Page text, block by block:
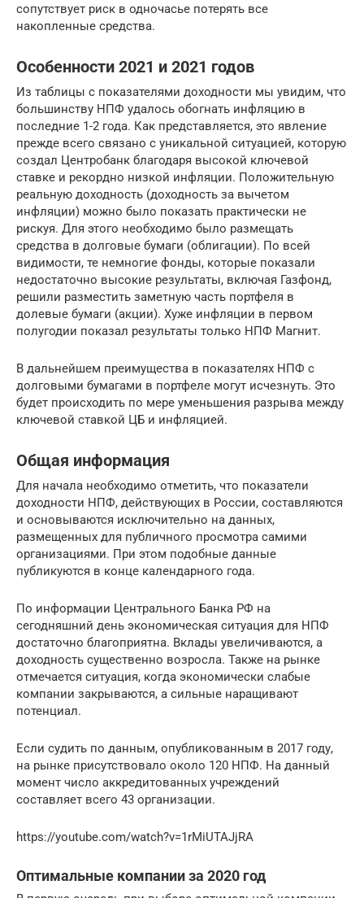
сопутствует риск в одночасье потерять все
накопленные средства.
Особенности 2021 и 2021 годов
Из таблицы с показателями доходности мы увидим, что
большинству НПФ удалось обогнать инфляцию в
последние 1-2 года. Как представляется, это явление
прежде всего связано с уникальной ситуацией, которую
создал Центробанк благодаря высокой ключевой
ставке и рекордно низкой инфляции. Положительную
реальную доходность (доходность за вычетом
инфляции) можно было показать практически не
рискуя. Для этого необходимо было размещать
средства в долговые бумаги (облигации). По всей
видимости, те немногие фонды, которые показали
недостаточно высокие результаты, включая Газфонд,
решили разместить заметную часть портфеля в
долевые бумаги (акции). Хуже инфляции в первом
полугодии показал результаты только НПФ Магнит.
В дальнейшем преимущества в показателях НПФ с
долговыми бумагами в портфеле могут исчезнуть. Это
будет происходить по мере уменьшения разрыва между
ключевой ставкой ЦБ и инфляцией.
Общая информация
Для начала необходимо отметить, что показатели
доходности НПФ, действующих в России, составляются
и основываются исключительно на данных,
размещенных для публичного просмотра самими
организациями. При этом подобные данные
публикуются в конце календарного года.
По информации Центрального Банка РФ на
сегодняшний день экономическая ситуация для НПФ
достаточно благоприятна. Вклады увеличиваются, а
доходность существенно возросла. Также на рынке
отмечается ситуация, когда экономически слабые
компании закрываются, а сильные наращивают
потенциал.
Если судить по данным, опубликованным в 2017 году,
на рынке присутствовало около 120 НПФ. На данный
момент число аккредитованных учреждений
составляет всего 43 организации.
https://youtube.com/watch?v=1rMiUTAJjRA
Оптимальные компании за 2020 год